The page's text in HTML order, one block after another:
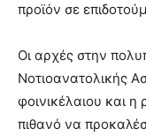
προϊόν σε
Οι αρχές στην
Νοτιοανατολικής
φοινικέλαιου και
πιθανό να